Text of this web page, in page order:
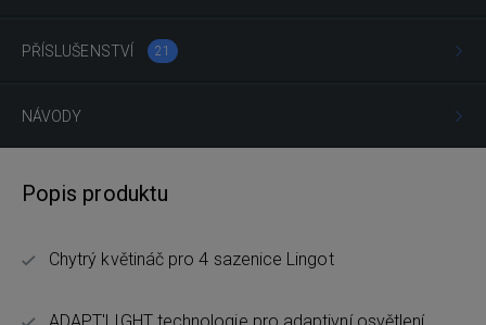
PŘÍSLUŠENSTVÍ 21
NÁVODY
Popis produktu
Chytrý květináč pro 4 sazenice Lingot
ADAPT'LIGHT technologie pro adaptivní osvětlení